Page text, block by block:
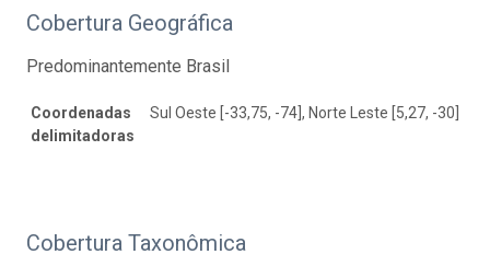
Cobertura Geográfica
Predominantemente Brasil
Coordenadas
delimitadoras
Sul Oeste [-33,75, -74], Norte Leste [5,27, -30]
Cobertura Taxonômica